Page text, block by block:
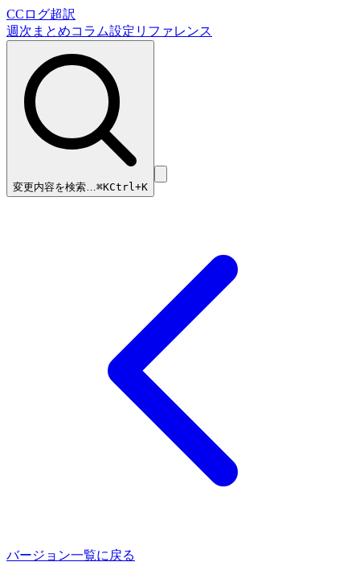
CCログ超訳
週次まとめコラム設定リファレンス
変更内容を検索…⌘KCtrl+K
バージョン一覧に戻る